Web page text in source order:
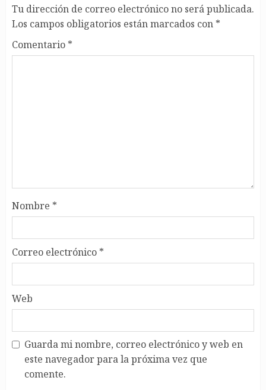
Tu dirección de correo electrónico no será publicada.
Los campos obligatorios están marcados con *
Comentario *
Nombre *
Correo electrónico *
Web
Guarda mi nombre, correo electrónico y web en
este navegador para la próxima vez que
comente.